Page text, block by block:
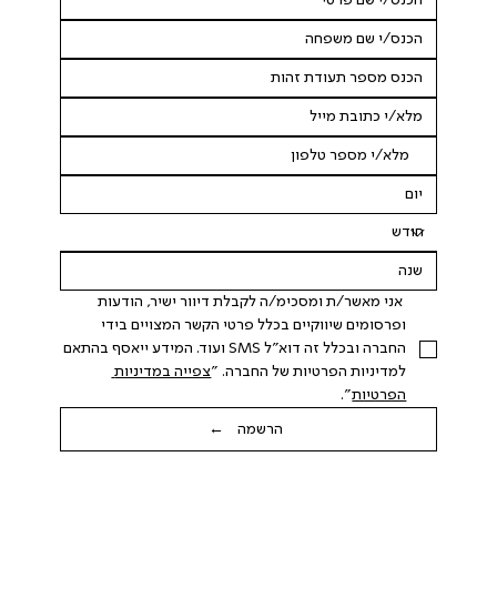
אני מאשר/ת ומסכימ/ה לקבלת דיוור ישיר, הודעות
החברה ובכלל זה דוא"ל SMS ועוד. המידע ייאסף בהתאם
למדיניות הפרטיות של החברה. "
צפייה במדיניות
הפרטיות".
הרשמה ←